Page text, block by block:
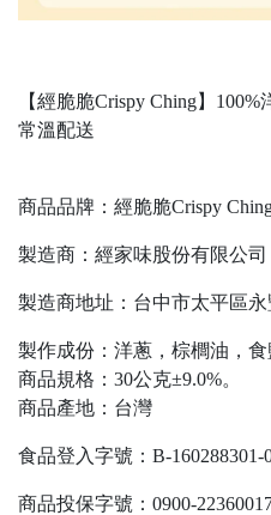
【經脆脆Crispy Ching】
常溫配送
商品品牌：經脆脆Crispy
製造商：經家味股份有限公司
製造商地址：台中市太平區永
製作成份：洋蔥，棕櫚油，食
商品規格：30公克±9.0%。
商品產地：台灣
食品登入字號：B-160288301-
商品投保字號：0900-